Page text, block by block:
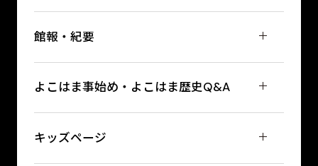
館報・紀要
よこはま事始め・よこはま歴史Q&A
キッズページ